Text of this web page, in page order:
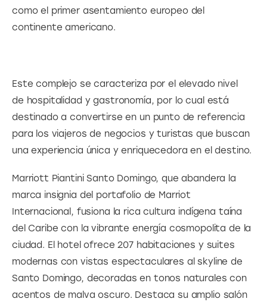
como el primer asentamiento europeo del
continente americano.
Este complejo se caracteriza por el elevado nivel
de hospitalidad y gastronomía, por lo cual está
destinado a convertirse en un punto de referencia
para los viajeros de negocios y turistas que buscan
una experiencia única y enriquecedora en el destino.
Marriott Piantini Santo Domingo, que abandera la
marca insignia del portafolio de Marriot
Internacional, fusiona la rica cultura indígena taína
del Caribe con la vibrante energía cosmopolita de la
ciudad. El hotel ofrece 207 habitaciones y suites
modernas con vistas espectaculares al skyline de
Santo Domingo, decoradas en tonos naturales con
acentos de malva oscuro. Destaca su amplio salón